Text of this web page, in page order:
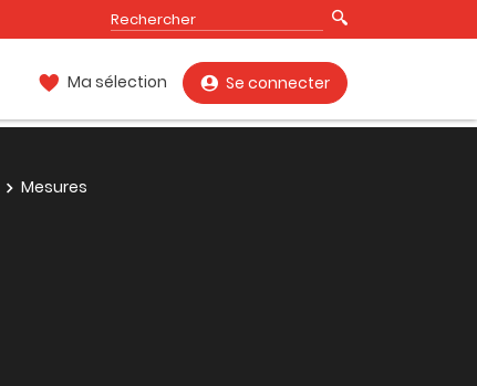
Ma sélection Se connecter
Mesures